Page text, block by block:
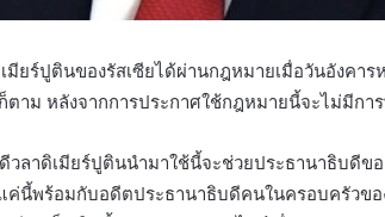
มียร์ปูตินของรัสเซียได้ผ่านกฎหมายเมื่อวันอังคาร
ตาม หลังจากการประกาศใช้กฎหมายนี้จะไม่มีก
วลาดิเมียร์ปูตินนำมาใช้นี้จะช่วยประธานาธิบดี
ค่นี้พร้อมกับอดีตประธานาธิบดีคนในครอบครัวขอ